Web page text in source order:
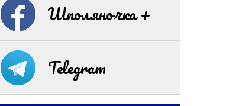
Шполяночка +
Telegram